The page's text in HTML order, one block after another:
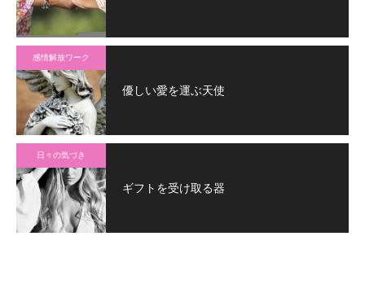
感情解放ワーク
優しい愛を運ぶ天使
日々の気づき
ギフトを受け取る器